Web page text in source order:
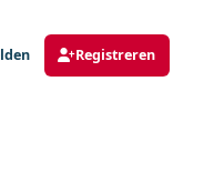
Registreren